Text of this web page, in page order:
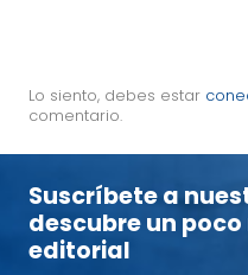
Lo siento, debes estar
comentario.
Suscríbete a
descubre un
editorial